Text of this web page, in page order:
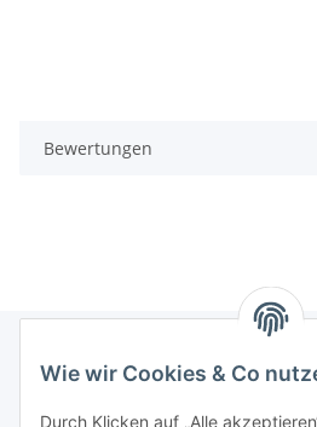
Bewertungen
Wie wir Cookies & Co
Durch Klicken auf „Alle